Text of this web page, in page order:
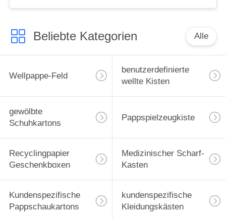
Beliebte Kategorien Alle
Wellpappe-Feld
benutzerdefinierte
wellte Kisten
gewölbte
Schuhkartons
Pappspielzeugkiste
Recyclingpapier
Geschenkboxen
Medizinischer Scharf-
Kasten
Kundenspezifische
Pappschaukartons
kundenspezifische
Kleidungskästen